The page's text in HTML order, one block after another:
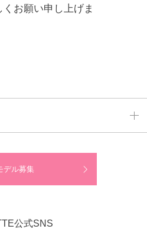
くお願い申し上げま
デル募集
公式SNS